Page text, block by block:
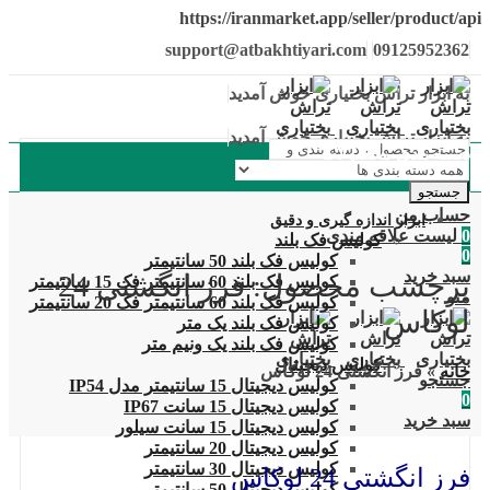
https://iranmarket.app/seller/product/api
support@atbakhtiyari.com 09125952362
به ابزار تراش بختیاری خوش آمدید
به ابزار تراش بختیاری خوش آمدید
جستجو
حساب من
0 لیست علاقه مندی
0
سبد خرید
منو
جستجو
0
سبد خرید
دسته بندی محصولات
ابزار اندازه گیری و دقیق
کولیس فک بلند
کولیس فک بلند 50 سانتیمتر
کولیس فک بلند 60 سانتیمتر فک 15 سانتیمتر
کولیس فک بلند 60 سانتیمتر فک 20 سانتیمتر
کولیس فک بلند یک متر
کولیس فک بلند یک ونیم متر
کولیس دیجیتال
کولیس دیجیتال 15 سانتیمتر مدل IP54
کولیس دیجیتال 15 سانت IP67
کولیس دیجیتال 15 سانت سیلور
کولیس دیجیتال 20 سانتیمتر
کولیس دیجیتال 30 سانتیمتر
برچسب محصول: فرز انگشتی 24
لوکاس
خانه»فرز انگشتی 24 لوکاس
فرز انگشتی 24 لوکاس